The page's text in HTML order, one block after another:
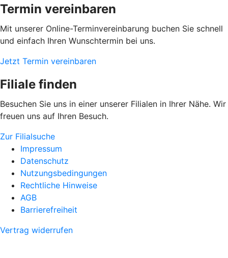
Termin vereinbaren
Mit unserer Online-Terminvereinbarung buchen Sie schnell
und einfach Ihren Wunschtermin bei uns.
Jetzt Termin vereinbaren
Filiale finden
Besuchen Sie uns in einer unserer Filialen in Ihrer Nähe. Wir
freuen uns auf Ihren Besuch.
Zur Filialsuche
Impressum
Datenschutz
Nutzungsbedingungen
Rechtliche Hinweise
AGB
Barrierefreiheit
Vertrag widerrufen